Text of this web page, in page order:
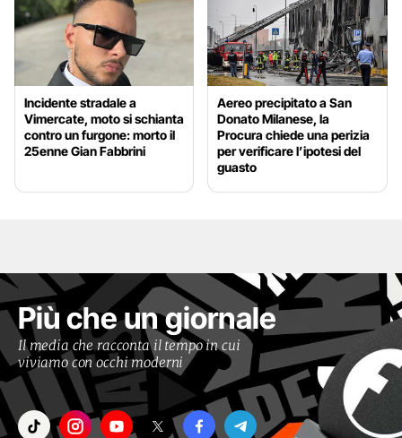
Incidente stradale a
Vimercate, moto si schianta
contro un furgone: morto il
25enne Gian Fabbrini
Aereo precipitato a San
Donato Milanese, la
Procura chiede una perizia
per verificare l’ipotesi del
guasto
Più che un giornale
Il media che racconta il tempo in cui
viviamo con occhi moderni